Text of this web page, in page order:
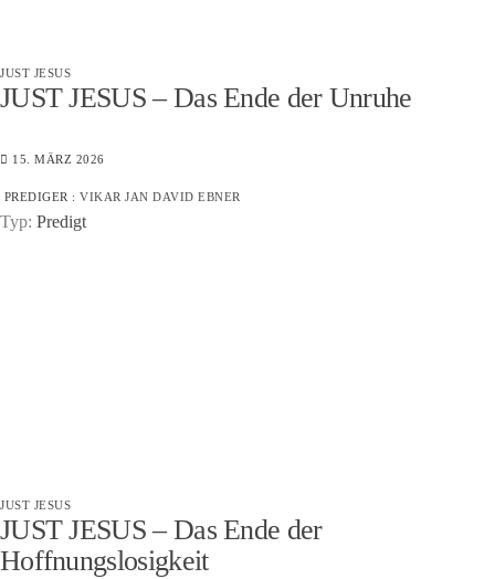
JUST JESUS
JUST JESUS – Das Ende der Unruhe
15. MÄRZ 2026
PREDIGER : VIKAR JAN DAVID EBNER
Typ: Predigt
JUST JESUS
JUST JESUS – Das Ende der
Hoffnungslosigkeit